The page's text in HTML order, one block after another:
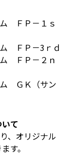
ム ＦＰ－１ｓ
ＦＰ－3ｒｄ
ム ＦＰ－２ｎ
ム ＧＫ（サン
て
、オリジナル
す。